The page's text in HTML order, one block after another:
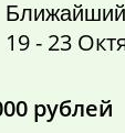
Ближайший
19 - 23
рублей